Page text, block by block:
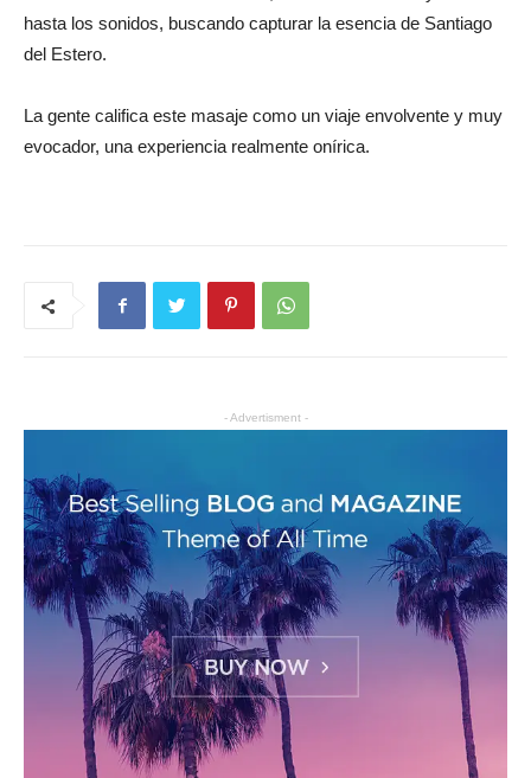
hasta los sonidos, buscando capturar la esencia de Santiago
del Estero.
La gente califica este masaje como un viaje envolvente y muy
evocador, una experiencia realmente onírica.
- Advertisment -